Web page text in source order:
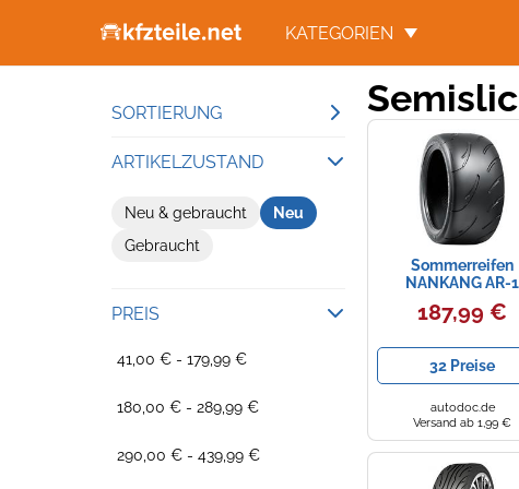
KATEGORIEN
SORTIERUNG
Gesamtpreis
Höchster Preis
ARTIKELZUSTAND
Neu & gebraucht
Neu
Gebraucht
PREIS
41,00 € - 179,99 €
180,00 € - 289,99 €
290,00 € - 439,99 €
Sommerreifen
NANKANG AR-1
225/45ZR17 94 W
SEMI-SLICK
187,99 €
32 Preise
autodoc.de
Versand ab 1,99 €